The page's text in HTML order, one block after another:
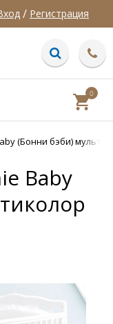
/ Регистрация
0
(Бонни бэби)
Baby